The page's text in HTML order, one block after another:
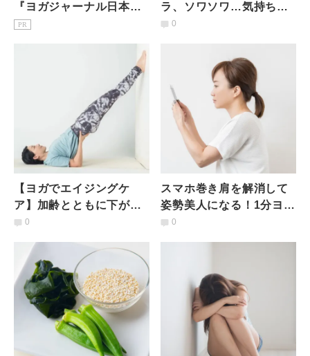
『ヨガジャーナル日本
版』予約購読のご案内
PR
ラ、ソワソワ…気持ちが
落ち着かない時におすす
0
【ヨガでエイジングケ
ア】加齢とともに下がっ
た腸の下垂を戻すポーズ
0
スマホ巻き肩を解消して
姿勢美人になる！1分ヨガ
動画
0